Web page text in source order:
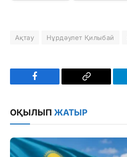
Ақтау Нұрдәулет Қилыбай
Facebook
Copy
ОҚЫЛЫП ЖАТЫР